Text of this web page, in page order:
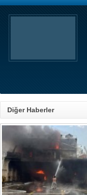
Diğer Haberler